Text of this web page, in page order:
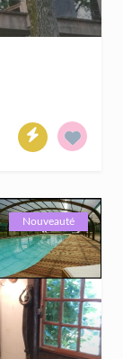
Nouveauté